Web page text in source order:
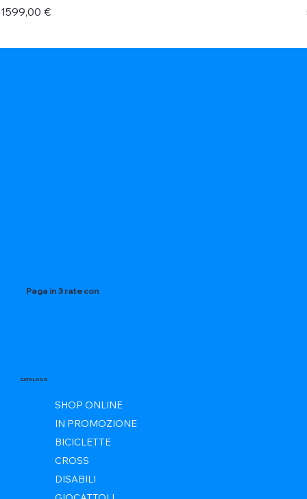
Prezzo
1599,00 €
Paga in 3 rate con
CATALOGO
SHOP ONLINE
IN PROMOZIONE
BICICLETTE
CROSS
DISABILI